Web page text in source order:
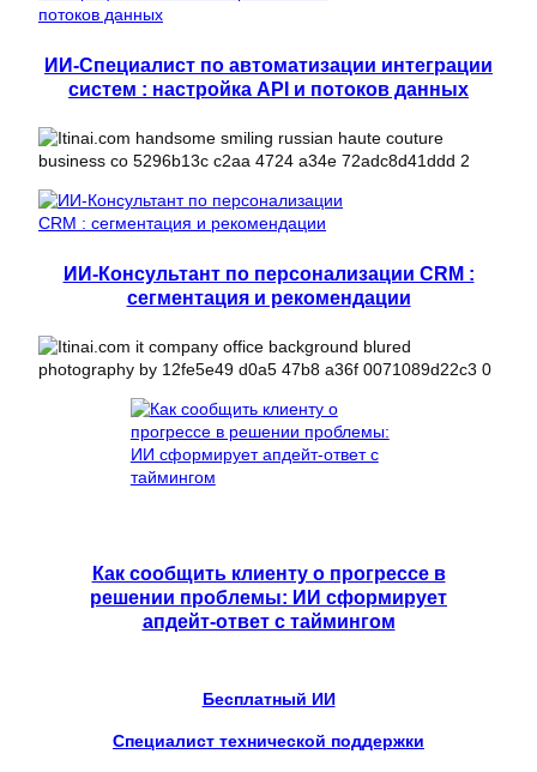
ИИ-Специалист по автоматизации интеграции
систем : настройка API и потоков данных
ИИ-Консультант по персонализации CRM :
сегментация и рекомендации
Как сообщить клиенту о прогрессе в
решении проблемы: ИИ сформирует
апдейт-ответ с таймингом
Бесплатный ИИ
Специалист технической поддержки